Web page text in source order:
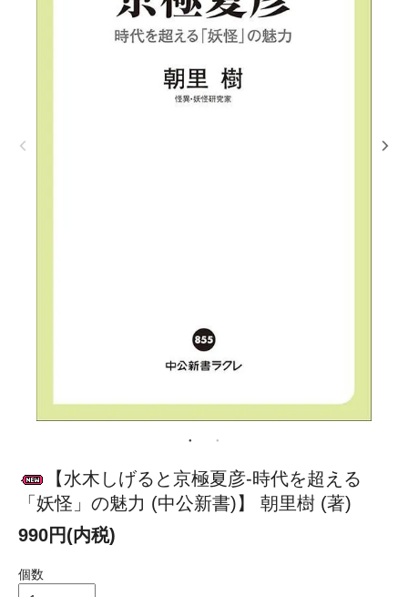
【水木しげると京極夏彦-時代を超える
「妖怪」の魅力 (中公新書)】 朝里樹 (著)
990円(内税)
個数